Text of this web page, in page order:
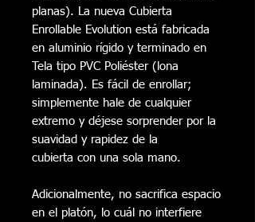
planas). La nueva Cubierta
Enrollable Evolution está fabricada
en aluminio rígido y terminado en
Tela tipo PVC Poliéster (lona
laminada). Es fácil de enrollar;
simplemente hale de cualquier
extremo y déjese sorprender por la
suavidad y rapidez de la
cubierta con una sola mano.
Adicionalmente, no sacrifica espacio
en el platón, lo cuál no interfiere